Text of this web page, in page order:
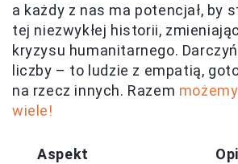
a każdy z nas ma potencjał, by
tej niezwykłej historii,
kryzysu humanitarnego.
liczby – to ludzie z empatią,
na rzecz innych. Razem
wiele!
Aspekt